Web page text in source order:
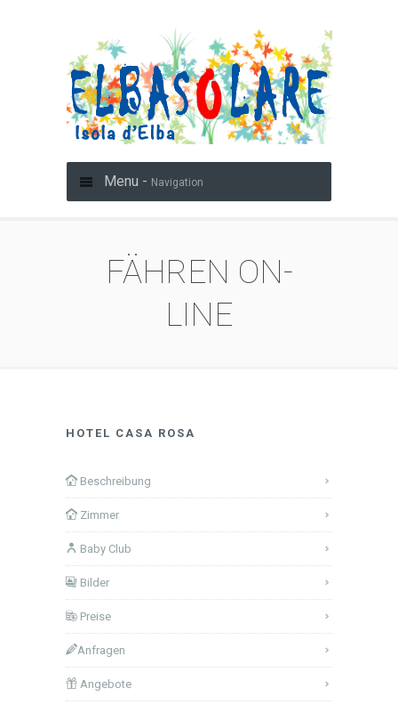
Menu - Navigation
FÄHREN ON-
LINE
HOTEL CASA ROSA
Beschreibung
Zimmer
Baby Club
Bilder
Preise
Anfragen
Angebote